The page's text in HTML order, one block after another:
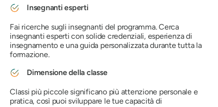
Insegnanti esperti
Fai ricerche sugli insegnanti del programma. Cerca
insegnanti esperti con solide credenziali, esperienza di
insegnamento e una guida personalizzata durante tutta la
formazione.
Dimensione della classe
Classi più piccole significano più attenzione personale e
pratica, così puoi sviluppare le tue capacità di